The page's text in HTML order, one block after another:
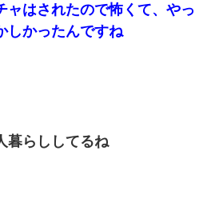
パだよ～」私のお腹を触ってほざく。
ったら…
『どうか相続を放棄して下さい、昔の
さい…』私「お子さんはフリン略奪婚
』結果→
ャはされたので怖くて、やっ
しかったんですね
暮らししてるね